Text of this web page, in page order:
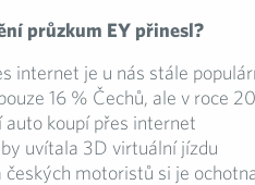
průzkum EY přinesl?
internet je u nás stále
16 % Čechů, ale v roce
auto koupí přes internet
uvítala 3D virtuální jízdu
českých motoristů si je